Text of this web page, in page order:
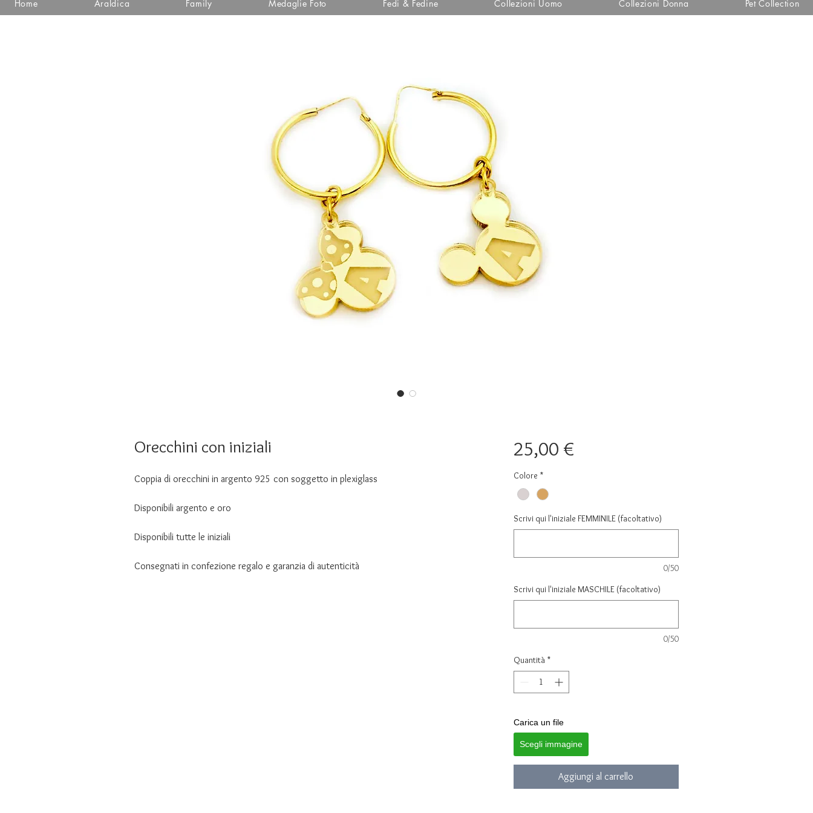
Home Araldica Family Medaglie Foto Fedi & Fedine Collezioni Uomo Collezioni Donna Pet Collection
Orecchini con iniziali
Coppia di orecchini in argento 925 con soggetto in plexiglass
Disponibili argento e oro
Disponibili tutte le iniziali
Consegnati in confezione regalo e garanzia di autenticità
25,00 €Prezzo
Colore *
Scrivi qui l'iniziale FEMMINILE (facoltativo)
0/50
Scrivi qui l'iniziale MASCHILE (facoltativo)
0/50
Quantità *
Carica un file
Scegli immagine
Aggiungi al carrello